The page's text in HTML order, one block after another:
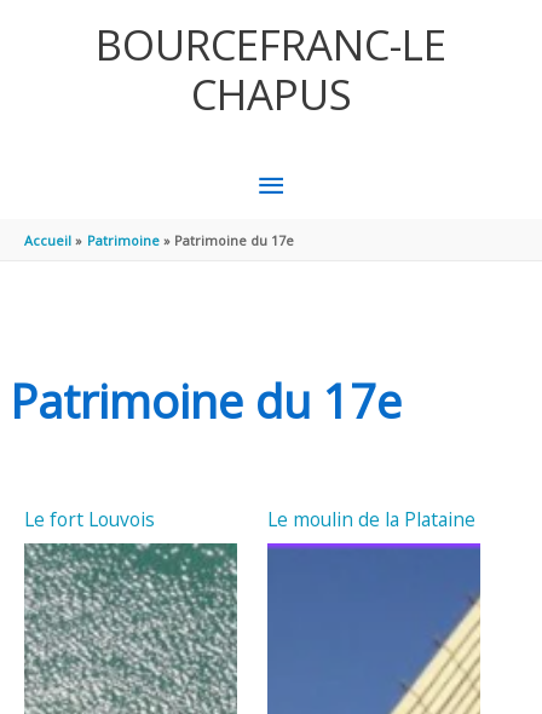
BOURCEFRANC-LE
CHAPUS
MENU
PRINCIPAL
Accueil Patrimoine Patrimoine du 17e
Patrimoine du 17e
Le fort Louvois Le moulin de la Plataine